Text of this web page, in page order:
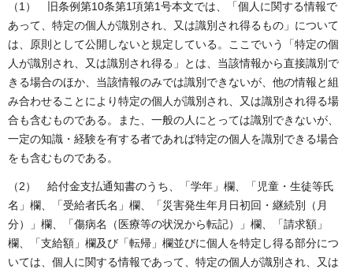
（1） 旧条例第10条第1項第1号本文では、「個人に関する情報で
あって、特定の個人が識別され、又は識別され得るもの」について
は、原則として公開しないと規定している。ここでいう「特定の個
人が識別され、又は識別され得る」とは、当該情報から直接識別で
きる場合のほか、当該情報のみでは識別できないが、他の情報と組
み合わせることにより特定の個人が識別され、又は識別され得る場
合も含むものである。また、一般の人にとっては識別できないが、
一定の知識・経験を有する者であれば特定の個人を識別できる場合
をも含むものである。
（2） 給付金支払通知書のうち、「学年」欄、「児童・生徒等氏
名」欄、「受給者氏名」欄、「災害発生年月日初回・継続別（月
分）」欄、「傷病名（医療等の状況から転記）」欄、「請求額」
欄、「支給額」欄及び「転帰」欄並びに個人を特定し得る部分につ
いては、個人に関する情報であって、特定の個人が識別され、又は